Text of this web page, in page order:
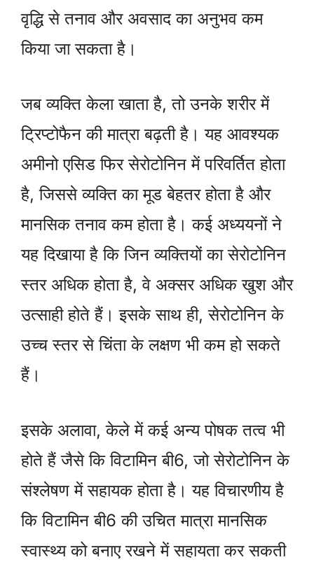
वृद्धि से तनाव और अवसाद का अनुभव कम
किया जा सकता है।
जब व्यक्ति केला खाता है, तो उनके शरीर में
ट्रिप्टोफैन की मात्रा बढ़ती है। यह आवश्यक
अमीनो एसिड फिर सेरोटोनिन में परिवर्तित होता
है, जिससे व्यक्ति का मूड बेहतर होता है और
मानसिक तनाव कम होता है। कई अध्ययनों ने
यह दिखाया है कि जिन व्यक्तियों का सेरोटोनिन
स्तर अधिक होता है, वे अक्सर अधिक खुश और
उत्साही होते हैं। इसके साथ ही, सेरोटोनिन के
उच्च स्तर से चिंता के लक्षण भी कम हो सकते
हैं।
इसके अलावा, केले में कई अन्य पोषक तत्व भी
होते हैं जैसे कि विटामिन बी6, जो सेरोटोनिन के
संश्लेषण में सहायक होता है। यह विचारणीय है
कि विटामिन बी6 की उचित मात्रा मानसिक
स्वास्थ्य को बनाए रखने में सहायता कर सकती